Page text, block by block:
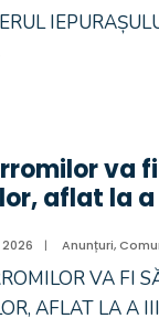
va
aflat la
| Anunțuri,
VA FI
AFLAT LA A